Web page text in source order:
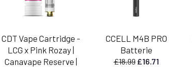
CDT Vape Cartridge -
LCG x Pink Rozay |
Canavape Reserve |
CCELL M4B PRO
Batterie
£18.99 Le
£16.71Le